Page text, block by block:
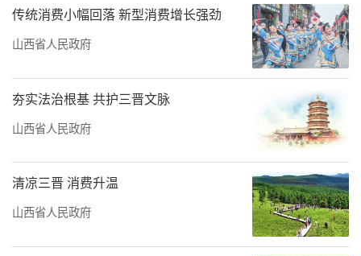
传统消费小幅回落 新型消费增长强劲
山西省人民政府
夯实法治根基 共护三晋文脉
山西省人民政府
清凉三晋 消费升温
山西省人民政府